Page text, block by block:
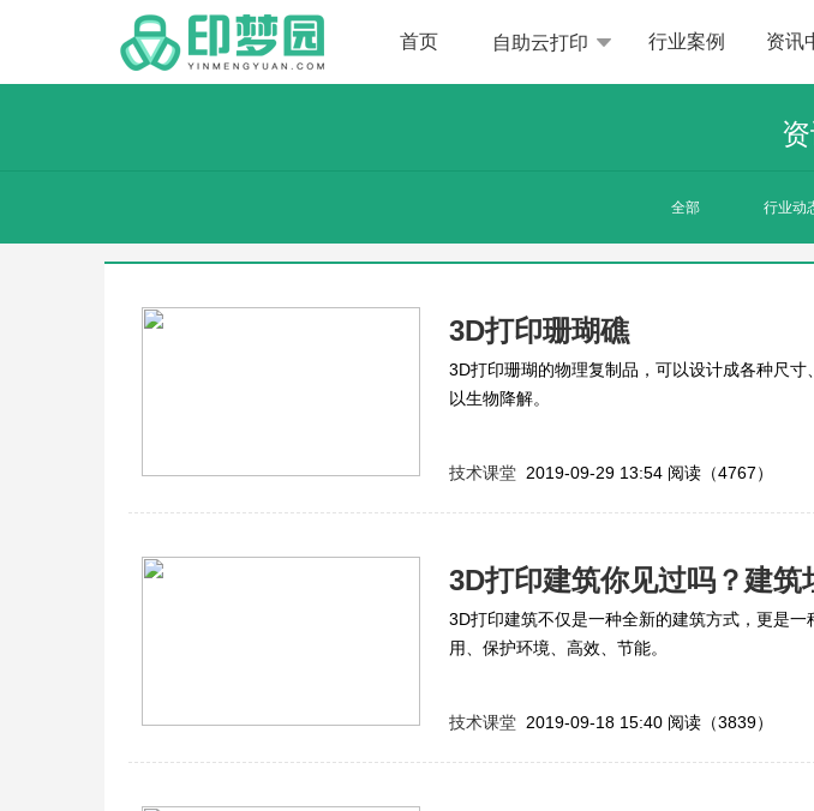
首页 自助云打印 行业案例 资讯
全部 行业动
3D打印珊瑚礁
3D打印珊瑚的物理复制品，可以设计成各种尺
以生物降解。
技术课堂 2019-09-29 13:54 阅读（4767）
3D打印建筑你见过吗？建筑
3D打印建筑不仅是一种全新的建筑方式，更是
用、保护环境、高效、节能。
技术课堂 2019-09-18 15:40 阅读（3839）